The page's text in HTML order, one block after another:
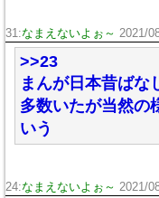
31:なまえないよぉ～ 2021/
>>23
まんが日本昔ばな
多数いたが当然の
いう
24:なまえないよぉ～ 2021/